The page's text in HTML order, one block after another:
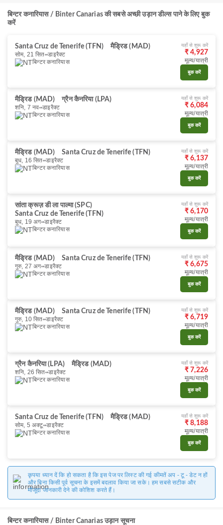
बिन्टर कनारियास / Binter Canarias की सबसे अच्छी उड़ान डील्स पाने के लिए बुक
करें
Santa Cruz de Tenerife (TFN)
मैड्रिड (MAD)
सोम, 21 सित॰ डाइरैक्ट
बिन्टर कनारियास
यहाँ से शुरू करें
₹ 4,927
मूल्य/यात्री
बुक करें
मैड्रिड (MAD)
ग्रैन कैनरिया (LPA)
शनि, 7 नव॰ डाइरैक्ट
बिन्टर कनारियास
यहाँ से शुरू करें
₹ 6,084
मूल्य/यात्री
बुक करें
मैड्रिड (MAD)
Santa Cruz de Tenerife (TFN)
बुध, 16 सित॰ डाइरैक्ट
बिन्टर कनारियास
यहाँ से शुरू करें
₹ 6,137
मूल्य/यात्री
बुक करें
सांता क्रूज़ डी ला पाल्मा (SPC)
Santa Cruz de Tenerife (TFN)
बुध, 19 अग॰ डाइरैक्ट
बिन्टर कनारियास
यहाँ से शुरू करें
₹ 6,170
मूल्य/यात्री
बुक करें
मैड्रिड (MAD)
Santa Cruz de Tenerife (TFN)
गुरु, 27 अग॰ डाइरैक्ट
बिन्टर कनारियास
यहाँ से शुरू करें
₹ 6,675
मूल्य/यात्री
बुक करें
मैड्रिड (MAD)
Santa Cruz de Tenerife (TFN)
गुरु, 10 सित॰ डाइरैक्ट
बिन्टर कनारियास
यहाँ से शुरू करें
₹ 6,719
मूल्य/यात्री
बुक करें
ग्रैन कैनरिया (LPA)
मैड्रिड (MAD)
शनि, 26 सित॰ डाइरैक्ट
बिन्टर कनारियास
यहाँ से शुरू करें
₹ 7,226
मूल्य/यात्री
बुक करें
Santa Cruz de Tenerife (TFN)
मैड्रिड (MAD)
सोम, 5 अक्टू॰ डाइरैक्ट
बिन्टर कनारियास
यहाँ से शुरू करें
₹ 8,188
मूल्य/यात्री
बुक करें
कृपया ध्यान दें कि हो सकता है कि इस पेज पर लिस्ट की गई कीमतें अप - टू - डेट न हों
और बिना किसी पूर्व सूचना के इसमें बदलाव किया जा सके। हम सबसे सटीक और
मौजूदा जानकारी देने की कोशिश करते हैं।
बिन्टर कनारियास / Binter Canarias उड़ान सूचना